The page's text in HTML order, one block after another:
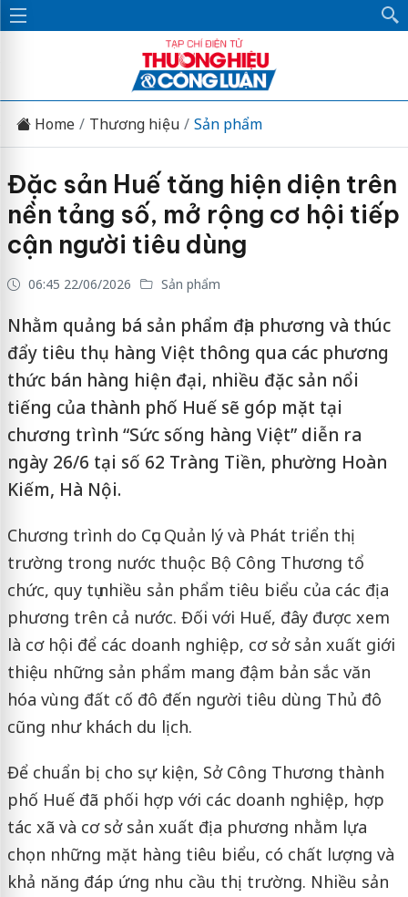
Home Thương hiệu Sản phẩm
Đặc sản Huế tăng hiện diện trên
nền tảng số, mở rộng cơ hội tiếp
cận người tiêu dùng
06:45 22/06/2026 Sản phẩm
Nhằm quảng bá sản phẩm địa phương và thúc
đẩy tiêu thụ hàng Việt thông qua các phương
thức bán hàng hiện đại, nhiều đặc sản nổi
tiếng của thành phố Huế sẽ góp mặt tại
chương trình “Sức sống hàng Việt” diễn ra
ngày 26/6 tại số 62 Tràng Tiền, phường Hoàn
Kiếm, Hà Nội.
Chương trình do Cục Quản lý và Phát triển thị
trường trong nước thuộc Bộ Công Thương tổ
chức, quy tụ nhiều sản phẩm tiêu biểu của các địa
phương trên cả nước. Đối với Huế, đây được xem
là cơ hội để các doanh nghiệp, cơ sở sản xuất giới
thiệu những sản phẩm mang đậm bản sắc văn
hóa vùng đất cố đô đến người tiêu dùng Thủ đô
cũng như khách du lịch.
Để chuẩn bị cho sự kiện, Sở Công Thương thành
phố Huế đã phối hợp với các doanh nghiệp, hợp
tác xã và cơ sở sản xuất địa phương nhằm lựa
chọn những mặt hàng tiêu biểu, có chất lượng và
khả năng đáp ứng nhu cầu thị trường. Nhiều sản